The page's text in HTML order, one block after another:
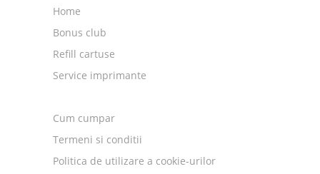
Home
Bonus club
Refill cartuse
Service imprimante
Cum cumpar
Termeni si conditii
Politica de utilizare a cookie-urilor